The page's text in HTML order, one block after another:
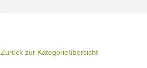
Zurück zur Kategorieübersicht